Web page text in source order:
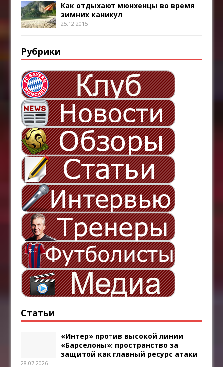
Как отдыхают мюнхенцы во время
зимних каникул
25.12.2015
Рубрики
Статьи
«Интер» против высокой линии
«Барселоны»: пространство за
защитой как главный ресурс атаки
28.07.2026